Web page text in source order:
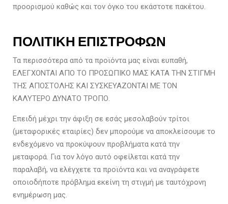
προορισμού καθώς και τον όγκο του εκάστοτε πακέτου.
ΠΟΛΙΤΙΚΗ ΕΠΙΣΤΡΟΦΩΝ
Τα περισσότερα από τα προϊόντα μας είναι ευπαθή,
ΕΛΕΓΧΟΝΤΑΙ ΑΠΟ ΤΟ ΠΡΟΣΩΠΙΚΟ ΜΑΣ ΚΑΤΑ ΤΗΝ ΣΤΙΓΜΗ
ΤΗΣ ΑΠΟΣΤΟΛΗΣ ΚΑΙ ΣΥΣΚΕΥΑΖΟΝΤΑΙ ΜΕ ΤΟΝ
ΚΑΛΥΤΕΡΟ ΔΥΝΑΤΟ ΤΡΟΠΟ.
Επειδή μέχρι την άφιξη σε εσάς μεσολαβούν τρίτοι
(μεταφορικές εταιρίες) δεν μπορούμε να αποκλείσουμε το
ενδεχόμενο να προκύψουν προβλήματα κατά την
μεταφορά. Για τον λόγο αυτό οφείλεται κατά την
παραλαβή, να ελέγχετε τα προϊόντα και να αναγράφετε
οποιοδήποτε πρόβλημα εκείνη τη στιγμή με ταυτόχρονη
ενημέρωση μας.